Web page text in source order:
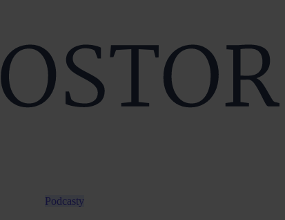
Podcasty